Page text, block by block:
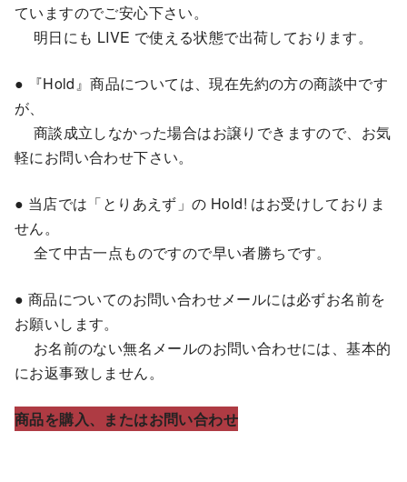
ていますのでご安心下さい。
明日にも LIVE で使える状態で出荷しております。
● 『Hold』商品については、現在先約の方の商談中です
が、
商談成立しなかった場合はお譲りできますので、お気
軽にお問い合わせ下さい。
● 当店では「とりあえず」の Hold! はお受けしておりま
せん。
全て中古一点ものですので早い者勝ちです。
● 商品についてのお問い合わせメールには必ずお名前を
お願いします。
お名前のない無名メールのお問い合わせには、基本的
にお返事致しません。
商品を購入、またはお問い合わせ